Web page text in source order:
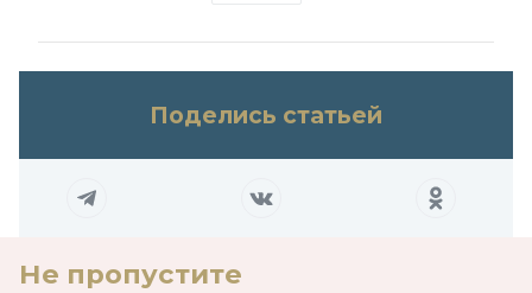
Поделись статьей
Не пропустите